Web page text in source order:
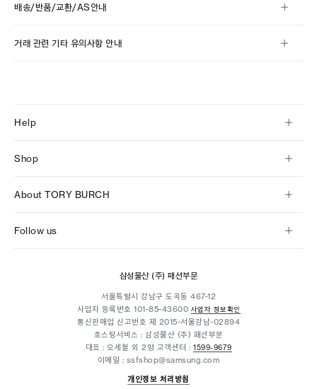
배송/반품/교환/AS안내
거래 관련 기타 유의사항 안내
Help
Shop
About TORY BURCH
Follow us
삼성물산 (주) 패션부문
서울특별시 강남구 도곡동 467-12
사업자 등록번호 101-85-43600 사업자 정보확인
통신판매업 신고번호 제 2015-서울강남-02894
호스팅서비스 : 삼성물산 (주) 패션부문
대표 : 오세철 외 2명 고객센터 : 1599-9679
이메일 : ssfshop@samsung.com
개인정보 처리방침